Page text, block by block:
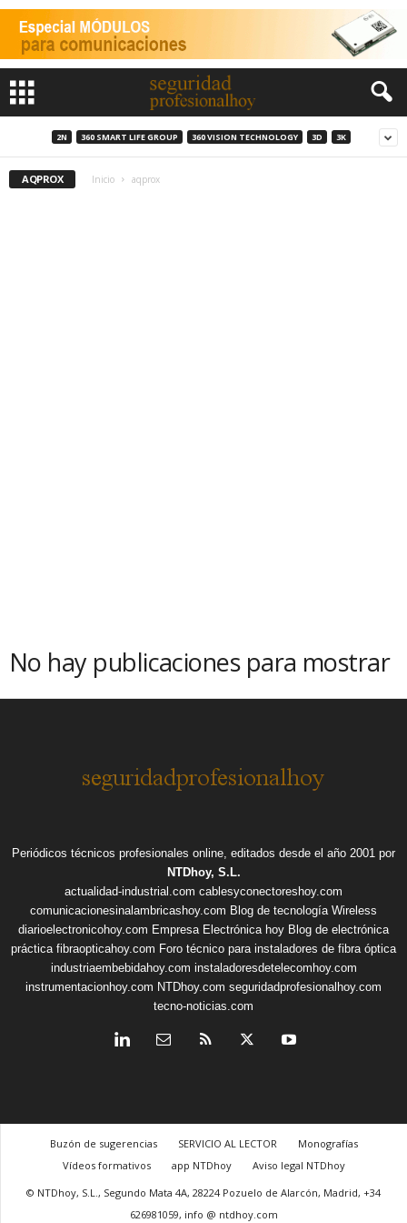
2N 360 SMART LIFE GROUP 360 VISION TECHNOLOGY 3D 3K
AQPROX Inicio aqprox
No hay publicaciones para mostrar
Periódicos técnicos profesionales online, editados desde el año 2001 por
NTDhoy, S.L.
actualidad-industrial.com cablesyconectoreshoy.com
comunicacionesinalambricashoy.com Blog de tecnología Wireless
diarioelectronicohoy.com Empresa Electrónica hoy Blog de electrónica
práctica fibraopticahoy.com Foro técnico para instaladores de fibra óptica
industriaembebidahoy.com instaladoresdetelecomhoy.com
instrumentacionhoy.com NTDhoy.com seguridadprofesionalhoy.com
tecno-noticias.com
Buzón de sugerencias SERVICIO AL LECTOR
Monografías
Vídeos formativos
app NTDhoy
Aviso legal NTDhoy
© NTDhoy, S.L., Segundo Mata 4A, 28224 Pozuelo de Alarcón, Madrid, +34
626981059, info @ ntdhoy.com